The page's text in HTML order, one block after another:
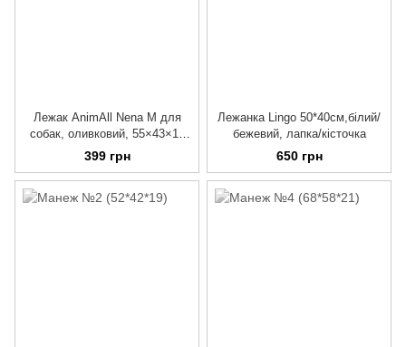
Лежак AnimAll Nena M для
собак, оливковий, 55×43×17
см
399 грн
Лежанка Lingo 50*40см,білий/
бежевий, лапка/кісточка
650 грн